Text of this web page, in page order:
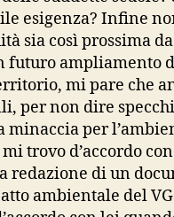
esigenza? Infine
sia così prossima
futuro ampliamento
mi pare che
per non dire
minaccia per
trovo d’accordo
redazione di un
ambientale del